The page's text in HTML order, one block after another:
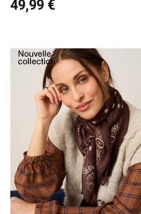
49,99 €